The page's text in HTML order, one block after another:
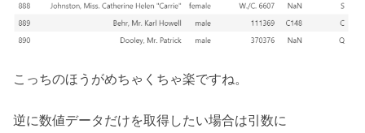
こっちのほうがめちゃくちゃ楽ですね。
逆に数値データだけを取得したい場合は引数に